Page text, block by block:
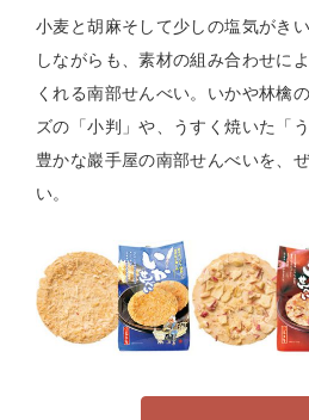
小麦と胡麻そして少しの塩気がき
しながらも、素材の組み合わせに
くれる南部せんべい。いかや林檎
ズの「小判」や、うすく焼いた「
豊かな巖手屋の南部せんべいを、
い。